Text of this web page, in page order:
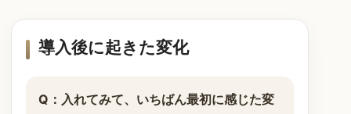
導入後に起きた変化
Q：入れてみて、いちばん最初に感じた変